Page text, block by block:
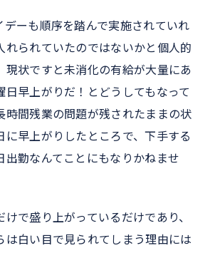
デーも順序を踏んで実施されていれ
れられていたのではないかと個人的
現状ですと未消化の有給が大量にあ
日早上がりだ！とどうしてもなって
時間残業の問題が残されたままの状
に早上がりしたところで、下手する
出勤なんてことにもなりかねませ
で盛り上がっているだけであり、
は白い目で見られてしまう理由には